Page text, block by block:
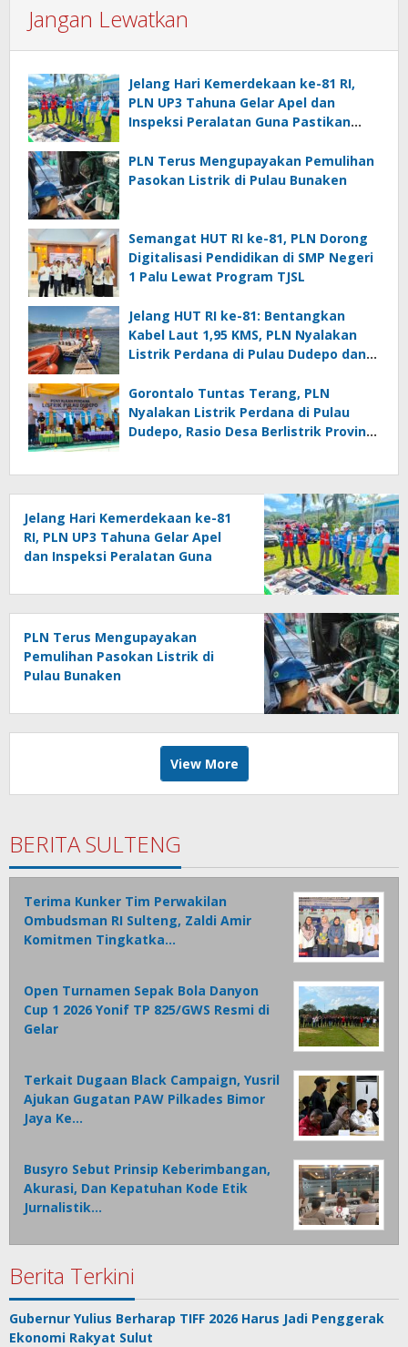
Jangan Lewatkan
Jelang Hari Kemerdekaan ke-81 RI,
PLN UP3 Tahuna Gelar Apel dan
Inspeksi Peralatan Guna Pastikan
Utara
PLN Terus Mengupayakan Pemulihan
Pasokan Listrik di Pulau Bunaken
Semangat HUT RI ke-81, PLN Dorong
Digitalisasi Pendidikan di SMP Negeri
1 Palu Lewat Program TJSL
Jelang HUT RI ke-81: Bentangkan
Kabel Laut 1,95 KMS, PLN Nyalakan
Listrik Perdana di Pulau Dudepo dan
Berlistrik Provinsi Gorontalo
Gorontalo Tuntas Terang, PLN
Nyalakan Listrik Perdana di Pulau
Dudepo, Rasio Desa Berlistrik Provinsi
Jelang Hari Kemerdekaan ke-81
RI, PLN UP3 Tahuna Gelar Apel
dan Inspeksi Peralatan Guna
Kepulauan Nusa Utara
PLN Terus Mengupayakan
Pemulihan Pasokan Listrik di
Pulau Bunaken
View More
BERITA SULTENG
Terima Kunker Tim Perwakilan
Ombudsman RI Sulteng, Zaldi Amir
Komitmen Tingkatka…
Open Turnamen Sepak Bola Danyon
Cup 1 2026 Yonif TP 825/GWS Resmi di
Gelar
Terkait Dugaan Black Campaign, Yusril
Ajukan Gugatan PAW Pilkades Bimor
Jaya Ke…
Busyro Sebut Prinsip Keberimbangan,
Akurasi, Dan Kepatuhan Kode Etik
Jurnalistik…
Berita Terkini
Gubernur Yulius Berharap TIFF 2026 Harus Jadi Penggerak
Ekonomi Rakyat Sulut